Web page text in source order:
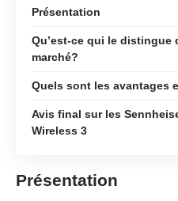
Présentation
Qu’est-ce qui le distingue
marché?
Quels sont les avantages
Avis final sur les
Wireless 3
Présentation